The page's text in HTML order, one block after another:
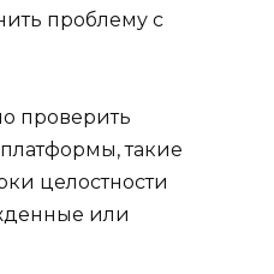
проблему с
проверить
такие
целостности
или